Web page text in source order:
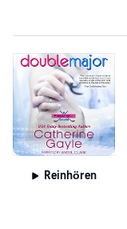
Reinhören